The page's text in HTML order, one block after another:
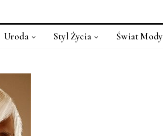
Uroda Styl Życia Świat Mody